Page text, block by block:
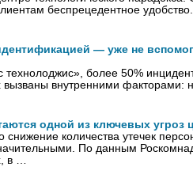
беспрецедентное
— уже не
технолоджис», более 50%
вызваны внутренними факторами:
одной из ключевых угроз
снижение количества утечек
По данным
в …